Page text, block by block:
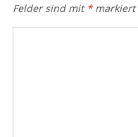
Felder sind mit *markiert